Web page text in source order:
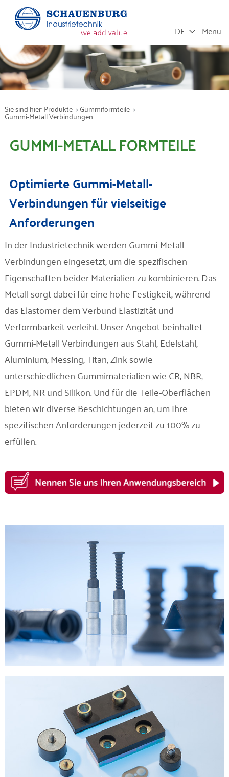
DE Menü
Leistungen
Produktion
Branchen
Kontakt
Sie sind hier:Produkte Gummiformteile
Gummi-Metall Verbindungen
GUMMI-METALL FORMTEILE
Optimierte Gummi-Metall-
Verbindungen für vielseitige
Anforderungen
In der Industrietechnik werden Gummi-Metall-
Verbindungen eingesetzt, um die spezifischen
Eigenschaften beider Materialien zu kombinieren. Das
Metall sorgt dabei für eine hohe Festigkeit, während
das Elastomer dem Verbund Elastizität und
Verformbarkeit verleiht. Unser Angebot beinhaltet
Gummi-Metall Verbindungen aus Stahl, Edelstahl,
Aluminium, Messing, Titan, Zink sowie
unterschiedlichen Gummimaterialien wie CR, NBR,
EPDM, NR und Silikon. Und für die Teile-Oberflächen
bieten wir diverse Beschichtungen an, um Ihre
spezifischen Anforderungen jederzeit zu 100% zu
erfüllen.